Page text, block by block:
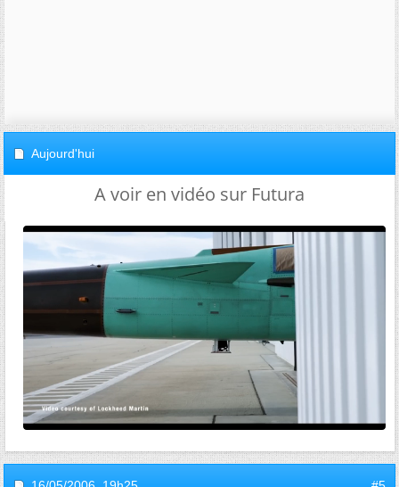
Aujourd'hui
A voir en vidéo sur Futura